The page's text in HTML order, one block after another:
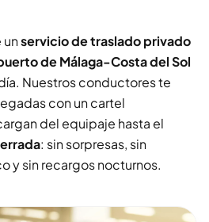
unservicio de traslado privado
de Málaga-Costa del Sol
Nuestros conductores te
con un cartel
del equipaje hasta el
: sin sorpresas, sin
y sin recargos nocturnos.